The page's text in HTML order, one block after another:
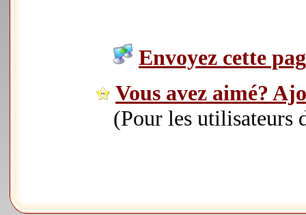
Envoyez cette
Vous avez aimé?
(Pour les